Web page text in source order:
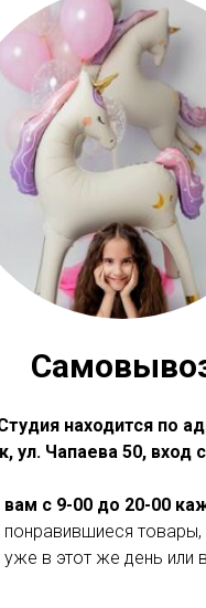
находится по
ул. Чапаева 50, вход
с 9-00 до 20-00
уже в этот же день или